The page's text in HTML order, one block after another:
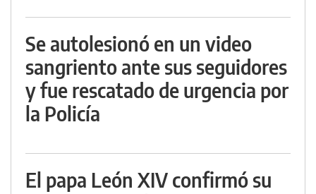
Se autolesionó en un video
sangriento ante sus seguidores
y fue rescatado de urgencia por
la Policía
El papa León XIV confirmó su